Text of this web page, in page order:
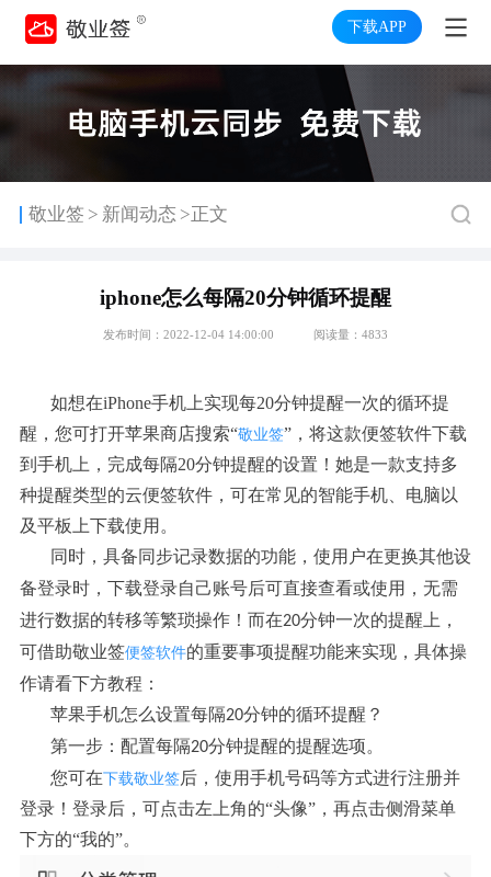
下载APP
敬业签 > 新闻动态 >正文
iphone怎么每隔20分钟循环提醒
发布时间：2022-12-04 14:00:00 阅读量：4833
如想在iPhone手机上实现每20分钟提醒一次的循环提
醒，您可打开苹果商店搜索“敬业签”，将这款便签软件下载
到手机上，完成每隔20分钟提醒的设置！她是一款支持多
种提醒类型的云便签软件，可在常见的智能手机、电脑以
及平板上下载使用。
同时，具备同步记录数据的功能，使用户在更换其他设
备登录时，下载登录自己账号后可直接查看或使用，无需
进行数据的转移等繁琐操作！而在20分钟一次的提醒上，
可借助敬业签便签软件的重要事项提醒功能来实现，具体操
作请看下方教程：
苹果手机怎么设置每隔20分钟的循环提醒？
第一步： 配置每隔20分钟提醒的提醒选项。
您可在下载敬业签后，使用手机号码等方式进行注册并
登录！登录后，可点击左上角的“头像”，再点击侧滑菜单
下方的“我的”。